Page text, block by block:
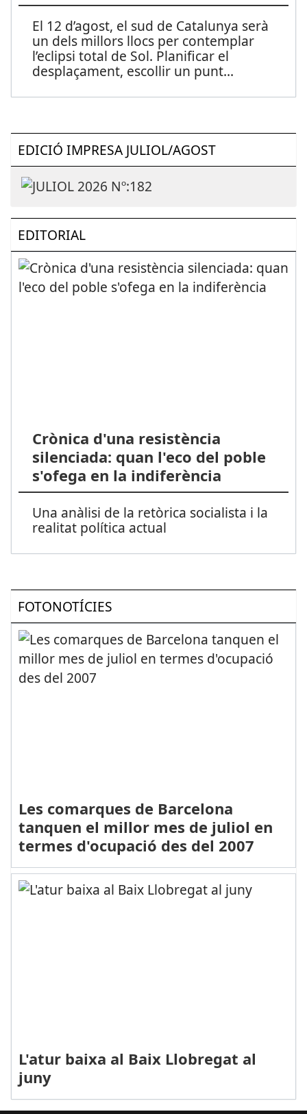
El 12 d’agost, el sud de Catalunya serà
un dels millors llocs per contemplar
l’eclipsi total de Sol. Planificar el
desplaçament, escollir un punt...
EDICIÓ IMPRESA JULIOL/AGOST
EDITORIAL
Crònica d'una resistència
silenciada: quan l'eco del poble
s'ofega en la indiferència
Una anàlisi de la retòrica socialista i la
realitat política actual
FOTONOTÍCIES
Les comarques de Barcelona
tanquen el millor mes de juliol en
termes d'ocupació des del 2007
L'atur baixa al Baix Llobregat al
juny